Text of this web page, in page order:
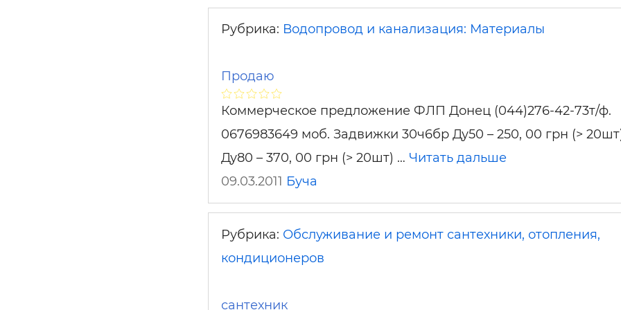
Рубрика: Водопровод и канализация: Материалы
Продаю
Коммерческое предложение ФЛП Донец (044)276-42-73т/ф.
0676983649 моб. Задвижки 30ч6бр Ду50 – 250, 00 грн (>
Ду80 – 370, 00 грн (> 20шт) … Читать дальше
09.03.2011 Буча
Рубрика: Обслуживание и ремонт сантехники, отопления,
кондиционеров
сантехник